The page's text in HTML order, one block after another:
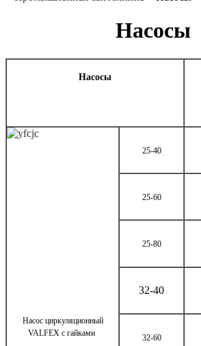
Насосы
Насосы
Насос циркуляционный
VALFEX с гайками
25-40
25-60
25-80
32-40
32-60